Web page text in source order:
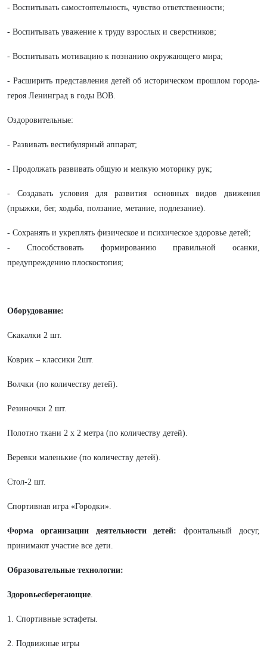
- Воспитывать самостоятельность, чувство ответственности;
- Воспитывать уважение к труду взрослых и сверстников;
- Воспитывать мотивацию к познанию окружающего мира;
- Расширить представления детей об историческом прошлом города-
героя Ленинград в годы ВОВ.
Оздоровительные:
- Развивать вестибулярный аппарат;
- Продолжать развивать общую и мелкую моторику рук;
- Создавать условия для развития основных видов движения
(прыжки, бег, ходьба, ползание, метание, подлезание).
- Сохранять и укреплять физическое и психическое здоровье детей;
- Способствовать формированию правильной осанки,
предупреждению плоскостопия;
Оборудование:
Скакалки 2 шт.
Коврик – классики 2шт.
Волчки (по количеству детей).
Резиночки 2 шт.
Полотно ткани 2 x 2 метра (по количеству детей).
Веревки маленькие (по количеству детей).
Стол-2 шт.
Спортивная игра «Городки».
Форма организации деятельности детей:фронтальный досуг,
принимают участие все дети.
Образовательные технологии:
Здоровьесберегающие.
1. Спортивные эстафеты.
2. Подвижные игры